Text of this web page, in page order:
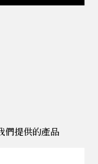
們提供的產品